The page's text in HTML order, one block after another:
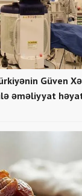
Güven
ilə əməliyyat